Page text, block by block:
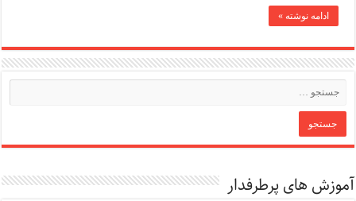
ادامه نوشته »
آموزش های پرطرفدار